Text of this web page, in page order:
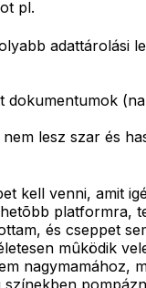
pl.
adattárolási
lesz szar és
kell venni, amit
platformra,
és cseppet
mûködik
nagymamához,